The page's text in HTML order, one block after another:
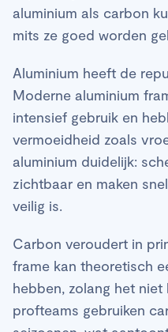
aluminium als carbon
mits ze goed worden
Aluminium heeft de
Moderne aluminium
intensief gebruik en
vermoeidheid zoals
aluminium duidelijk:
zichtbaar en maken
veilig is.
Carbon veroudert in
frame kan theoretisch
hebben, zolang het
profteams gebruiken